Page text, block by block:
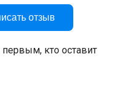
отзыв
кто оставит